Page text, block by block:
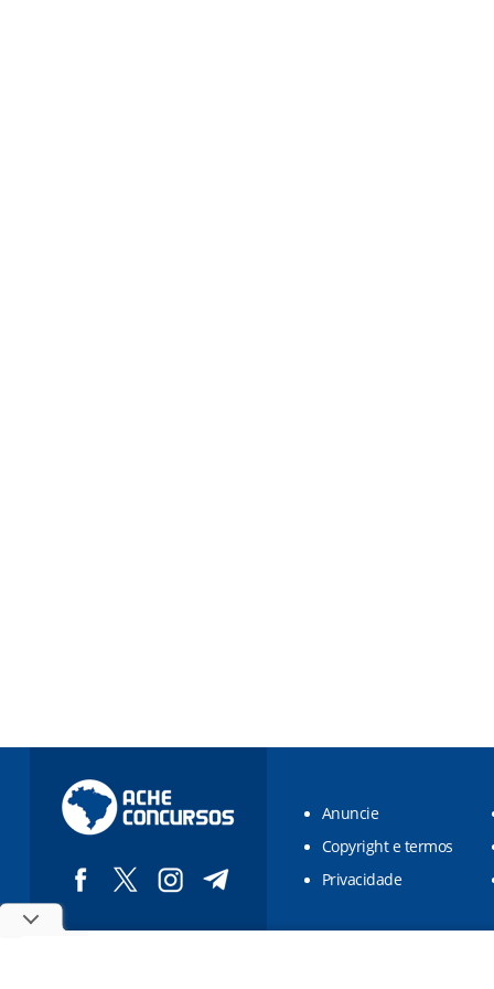
Anuncie
Copyright e termos
Privacidade